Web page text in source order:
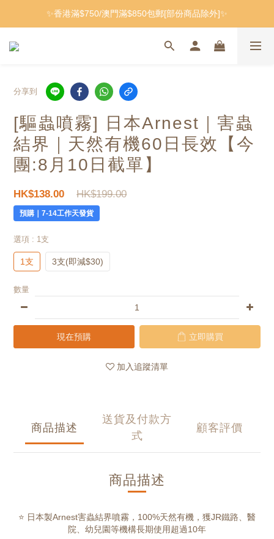
✨香港滿$750/澳門滿$850包郵[部份商品除外]✨
分享到
[驅蟲噴霧] 日本Arnest｜害蟲
結界｜天然有機60日長效 【今
團:8月10日截單】
HK$199.00
HK$138.00
預購｜7-14工作天發貨
選項 : 1支
1支 3支(即減$30)
數量
現在預購 立即購買
加入追蹤清單
商品描述
送貨及付款方
式
顧客評價
商品描述
⭐ 日本製Arnest害蟲結界噴霧，100%天然有機，獲JR鐵路、醫
院、幼兒園等機構長期使用超過10年